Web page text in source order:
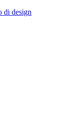
di design